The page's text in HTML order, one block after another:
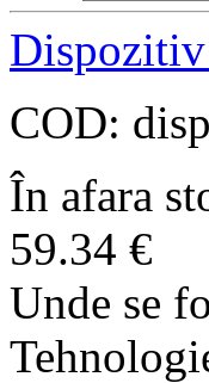
COD:
În afara
59.34 €
Unde se